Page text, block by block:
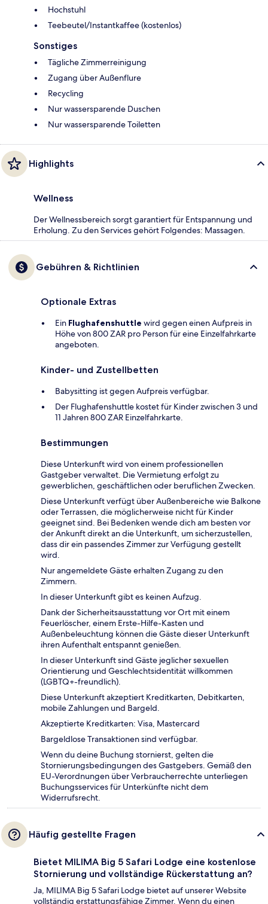
Hochstuhl
Teebeutel/Instantkaffee (kostenlos)
Sonstiges
Tägliche Zimmerreinigung
Zugang über Außenflure
Recycling
Nur wassersparende Duschen
Nur wassersparende Toiletten
Highlights
Wellness
Der Wellnessbereich sorgt garantiert für Entspannung und
Erholung. Zu den Services gehört Folgendes: Massagen.
Gebühren & Richtlinien
Optionale Extras
Ein Flughafenshuttle wird gegen einen Aufpreis in
Höhe von 800 ZAR pro Person für eine Einzelfahrkarte
angeboten.
Kinder- und Zustellbetten
Babysitting ist gegen Aufpreis verfügbar.
Der Flughafenshuttle kostet für Kinder zwischen 3 und
11 Jahren 800 ZAR Einzelfahrkarte.
Bestimmungen
Diese Unterkunft wird von einem professionellen
Gastgeber verwaltet. Die Vermietung erfolgt zu
gewerblichen, geschäftlichen oder beruflichen Zwecken.
Diese Unterkunft verfügt über Außenbereiche wie Balkone
oder Terrassen, die möglicherweise nicht für Kinder
geeignet sind. Bei Bedenken wende dich am besten vor
der Ankunft direkt an die Unterkunft, um sicherzustellen,
dass dir ein passendes Zimmer zur Verfügung gestellt
wird.
Nur angemeldete Gäste erhalten Zugang zu den
Zimmern.
In dieser Unterkunft gibt es keinen Aufzug.
Dank der Sicherheitsausstattung vor Ort mit einem
Feuerlöscher, einem Erste-Hilfe-Kasten und
Außenbeleuchtung können die Gäste dieser Unterkunft
ihren Aufenthalt entspannt genießen.
In dieser Unterkunft sind Gäste jeglicher sexuellen
Orientierung und Geschlechtsidentität willkommen
(LGBTQ+-freundlich).
Diese Unterkunft akzeptiert Kreditkarten, Debitkarten,
mobile Zahlungen und Bargeld.
Akzeptierte Kreditkarten: Visa, Mastercard
Bargeldlose Transaktionen sind verfügbar.
Wenn du deine Buchung stornierst, gelten die
Stornierungsbedingungen des Gastgebers. Gemäß den
EU-Verordnungen über Verbraucherrechte unterliegen
Buchungsservices für Unterkünfte nicht dem
Widerrufsrecht.
Häufig gestellte Fragen
Bietet MILIMA Big 5 Safari Lodge eine kostenlose
Stornierung und vollständige Rückerstattung an?
Ja, MILIMA Big 5 Safari Lodge bietet auf unserer Website
vollständig erstattungsfähige Zimmer. Wenn du einen